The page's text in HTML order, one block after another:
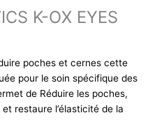
K-OX EYES
poches et cernes cette
pour le soin spécifique des
de Réduire les poches,
restaure l’élasticité de la